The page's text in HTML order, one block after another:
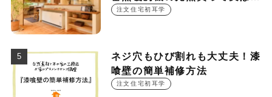
○○○円！？
注文住宅初耳学
ネジ穴もひび割れも大丈夫！漆
喰壁の簡単補修方法
注文住宅初耳学